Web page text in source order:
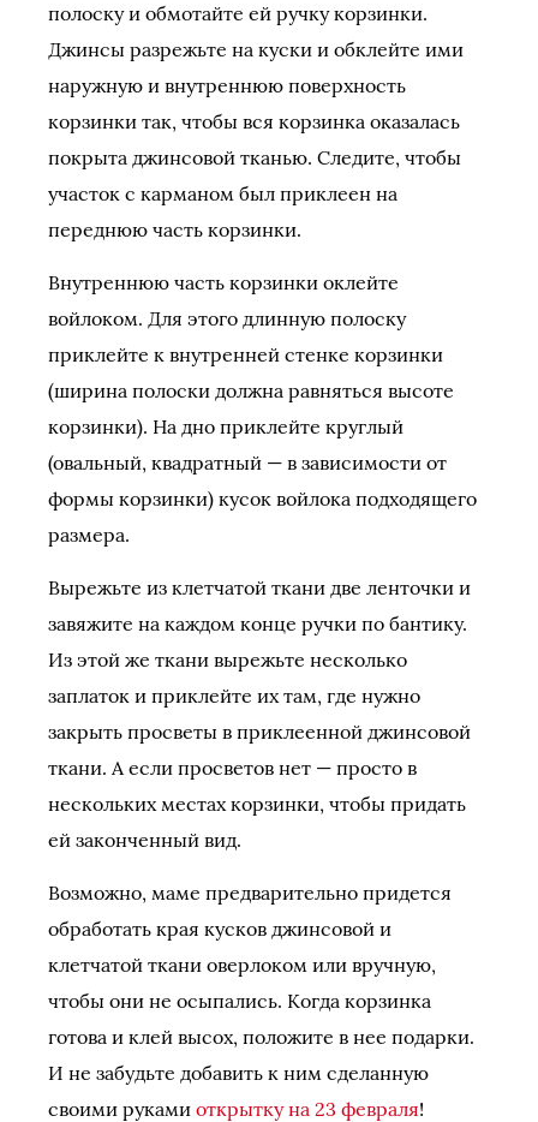
полоску и обмотайте ей ручку корзинки.
Джинсы разрежьте на куски и обклейте ими
наружную и внутреннюю поверхность
корзинки так, чтобы вся корзинка оказалась
покрыта джинсовой тканью. Следите, чтобы
участок с карманом был приклеен на
переднюю часть корзинки.
Внутреннюю часть корзинки оклейте
войлоком. Для этого длинную полоску
приклейте к внутренней стенке корзинки
(ширина полоски должна равняться высоте
корзинки). На дно приклейте круглый
(овальный, квадратный — в зависимости от
формы корзинки) кусок войлока подходящего
размера.
Вырежьте из клетчатой ткани две ленточки и
завяжите на каждом конце ручки по бантику.
Из этой же ткани вырежьте несколько
заплаток и приклейте их там, где нужно
закрыть просветы в приклеенной джинсовой
ткани. А если просветов нет — просто в
нескольких местах корзинки, чтобы придать
ей законченный вид.
Возможно, маме предварительно придется
обработать края кусков джинсовой и
клетчатой ткани оверлоком или вручную,
чтобы они не осыпались. Когда корзинка
готова и клей высох, положите в нее подарки.
И не забудьте добавить к ним сделанную
своими руками открытку на 23 февраля!